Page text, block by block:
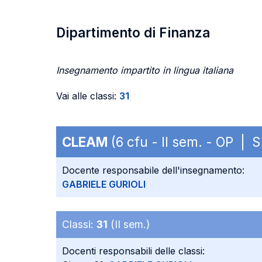
Dipartimento di Finanza
Insegnamento impartito in lingua italiana
Vai alle classi: 31
CLEAM (6 cfu - II sem. - OP |
Docente responsabile dell'insegnamento:
GABRIELE GURIOLI
Classi: 31 (II sem.)
Docenti responsabili delle classi: